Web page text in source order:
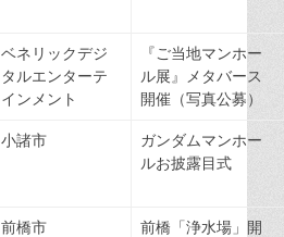
ベネリックデジ
タルエンターテ
インメント
『ご当地マンホー
ル展』メタバース
開催（写真公募）
小諸市
ガンダムマンホー
ルお披露目式
前橋市
前橋「浄水場」開